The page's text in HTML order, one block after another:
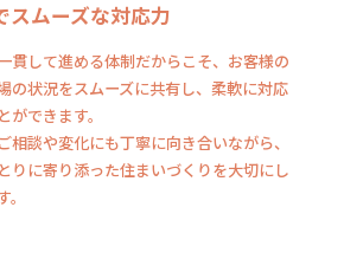
スムーズな対応力
貫して進める体制だからこそ、お客様の
の状況をスムーズに共有し、柔軟に対応
ができます。
相談や変化にも丁寧に向き合いながら、
りに寄り添った住まいづくりを大切にし